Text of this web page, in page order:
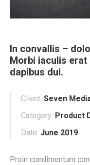
In convallis –
Morbi iaculis erat
dapibus dui.
Client: Seven
Category: Product
Date: June 2019
Proin condimentum